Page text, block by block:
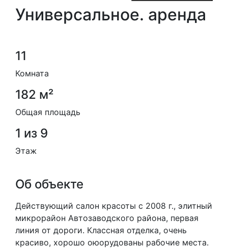
Универсальное. аренда
11
Комната
182 м²
Общая площадь
1 из 9
Этаж
Об объекте
Действующий салон красоты с 2008 г., элитный
микрорайон Автозаводского района, первая
линия от дороги. Классная отделка, очень
красиво, хорошо оюорудованы рабочие места.